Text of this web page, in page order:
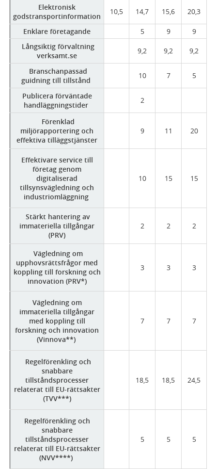
Elektronisk
godstransportinformation
10,5 14,7 15,6 20,3
Enklare företagande 5 9
9
Långsiktig förvaltning
verksamt.se
9,2 9,2 9,2
Branschanpassad
guidning till tillstånd
10 7 5
Publicera förväntade
handläggningstider
2
Förenklad
miljörapportering och
effektiva tilläggstjänster
9 11 20
Effektivare service till
företag genom
digitaliserad
tillsynsvägledning och
industriomläggning
10 15 15
Stärkt hantering av
immateriella tillgångar
(PRV)
2 2 2
Vägledning om
upphovsrättsfrågor med
koppling till forskning och
innovation (PRV*)
3 3 3
Vägledning om
immateriella tillgångar
med koppling till
forskning och innovation
(Vinnova**)
7 7 7
Regelförenkling och
snabbare
tillståndsprocesser
relaterat till EU-rättsakter
(TVV***)
18,5 18,5 24,5
Regelförenkling och
snabbare
tillståndsprocesser
relaterat till EU-rättsakter
(NVV****)
5 5 5